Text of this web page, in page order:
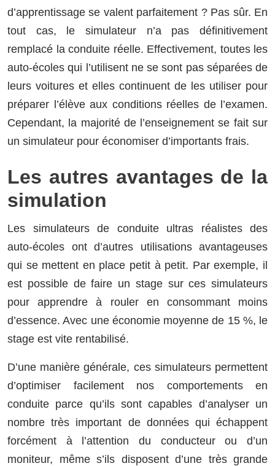
d’apprentissage se valent parfaitement ? Pas sûr. En
tout cas, le simulateur n’a pas définitivement
remplacé la conduite réelle. Effectivement, toutes les
auto-écoles qui l’utilisent ne se sont pas séparées de
leurs voitures et elles continuent de les utiliser pour
préparer l’élève aux conditions réelles de l’examen.
Cependant, la majorité de l’enseignement se fait sur
un simulateur pour économiser d’importants frais.
Les autres avantages de la
simulation
Les simulateurs de conduite ultras réalistes des
auto-écoles ont d’autres utilisations avantageuses
qui se mettent en place petit à petit. Par exemple, il
est possible de faire un stage sur ces simulateurs
pour apprendre à rouler en consommant moins
d’essence. Avec une économie moyenne de 15 %, le
stage est vite rentabilisé.
D’une manière générale, ces simulateurs permettent
d’optimiser facilement nos comportements en
conduite parce qu’ils sont capables d’analyser un
nombre très important de données qui échappent
forcément à l’attention du conducteur ou d’un
moniteur, même s’ils disposent d’une très grande